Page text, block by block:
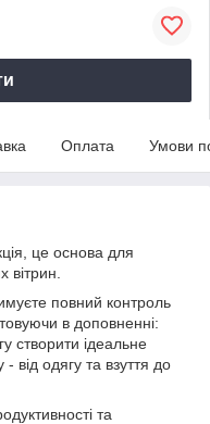
Оплата Умови
це основа для
вітрин.
повний контроль
в доповненні:
створити ідеальне
від одягу та взуття до
та